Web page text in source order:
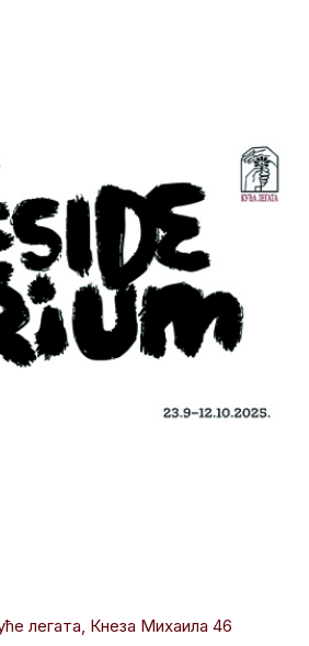
легата, Кнеза Михаила 46